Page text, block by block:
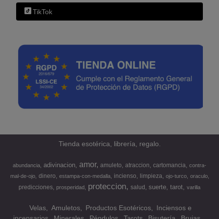
TikTok
Tienda esotérica, librería, regalo.
abundancia adivinacion amor amuleto atraccion cartomancia
contra-
mal-de-ojo
dinero estampa-con-medalla incienso limpieza ojo-turco oraculo
predicciones prosperidad proteccion salud suerte tarot varilla
Velas Amuletos Productos Esotéricos
Inciensos e